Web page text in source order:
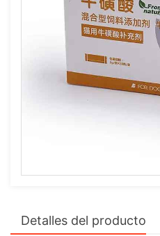
Detalles del producto